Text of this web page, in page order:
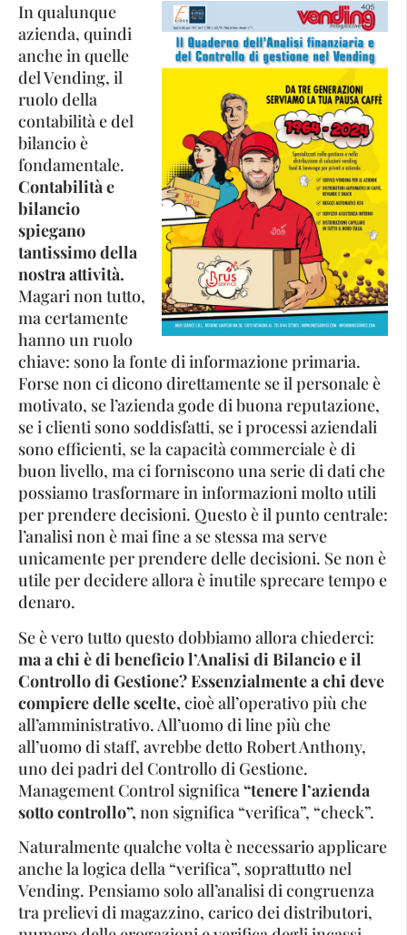
In qualunque
azienda, quindi
anche in quelle
del Vending, il
ruolo della
contabilità e del
bilancio è
fondamentale.
Contabilità e
bilancio
spiegano
tantissimo della
nostra attività.
Magari non tutto,
ma certamente
hanno un ruolo
chiave: sono la fonte di informazione primaria.
Forse non ci dicono direttamente se il personale è
motivato, se l’azienda gode di buona reputazione,
se i clienti sono soddisfatti, se i processi aziendali
sono efficienti, se la capacità commerciale è di
buon livello, ma ci forniscono una serie di dati che
possiamo trasformare in informazioni molto utili
per prendere decisioni. Questo è il punto centrale:
l’analisi non è mai fine a se stessa ma serve
unicamente per prendere delle decisioni. Se non è
utile per decidere allora è inutile sprecare tempo e
denaro.
Se è vero tutto questo dobbiamo allora chiederci:
ma a chi è di beneficio l’Analisi di Bilancio e il
Controllo di Gestione? Essenzialmente a chi deve
compiere delle scelte, cioè all’operativo più che
all’amministrativo. All’uomo di line più che
all’uomo di staff, avrebbe detto Robert Anthony,
uno dei padri del Controllo di Gestione.
Management Control significa “tenere l’azienda
sotto controllo”, non significa “verifica”, “check”.
Naturalmente qualche volta è necessario applicare
anche la logica della “verifica”, soprattutto nel
Vending. Pensiamo solo all’analisi di congruenza
tra prelievi di magazzino, carico dei distributori,